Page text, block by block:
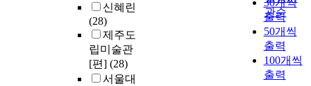
신혜린
(28)
제주도
립미술관
[편] (28)
서울대
관순
30개씩
출력
50개씩
출력
100개씩
출력